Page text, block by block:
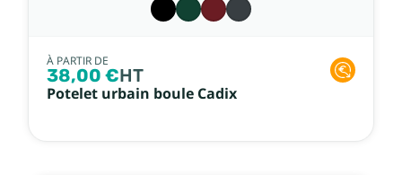
À PARTIR DE
38,00 €HT
Potelet urbain boule Cadix